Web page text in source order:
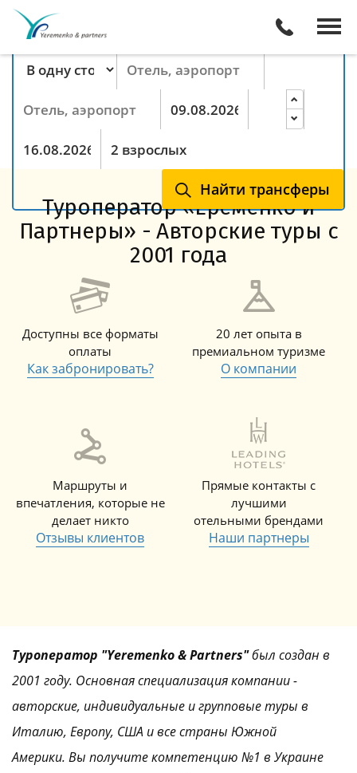
Поиск трансферов онлайн
Найти трансферы
Тип маршрута
Пункт отправления
Пункт назначения
Ночей
Туроператор «Еременко и
Партнеры» - Авторские туры с
2001 года
Доступны все форматы
оплаты
Как забронировать?
20 лет опыта в
премиальном туризме
О компании
Маршруты и
впечатления, которые не
делает никто
Отзывы клиентов
Прямые контакты с
лучшими
отельными брендами
Наши партнеры
Туроператор "Yeremenko & Partners"был создан в
2001 году. Основная специализация компании -
авторские, индивидуальные и групповые туры в
Италию, Европу, США и все страны Южной
Америки. Вы получите компетенцию №1 в Украине